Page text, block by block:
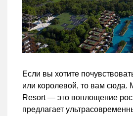
Если вы хотите
или королевой, то вам сюда.
Resort — это воплощение
предлагает